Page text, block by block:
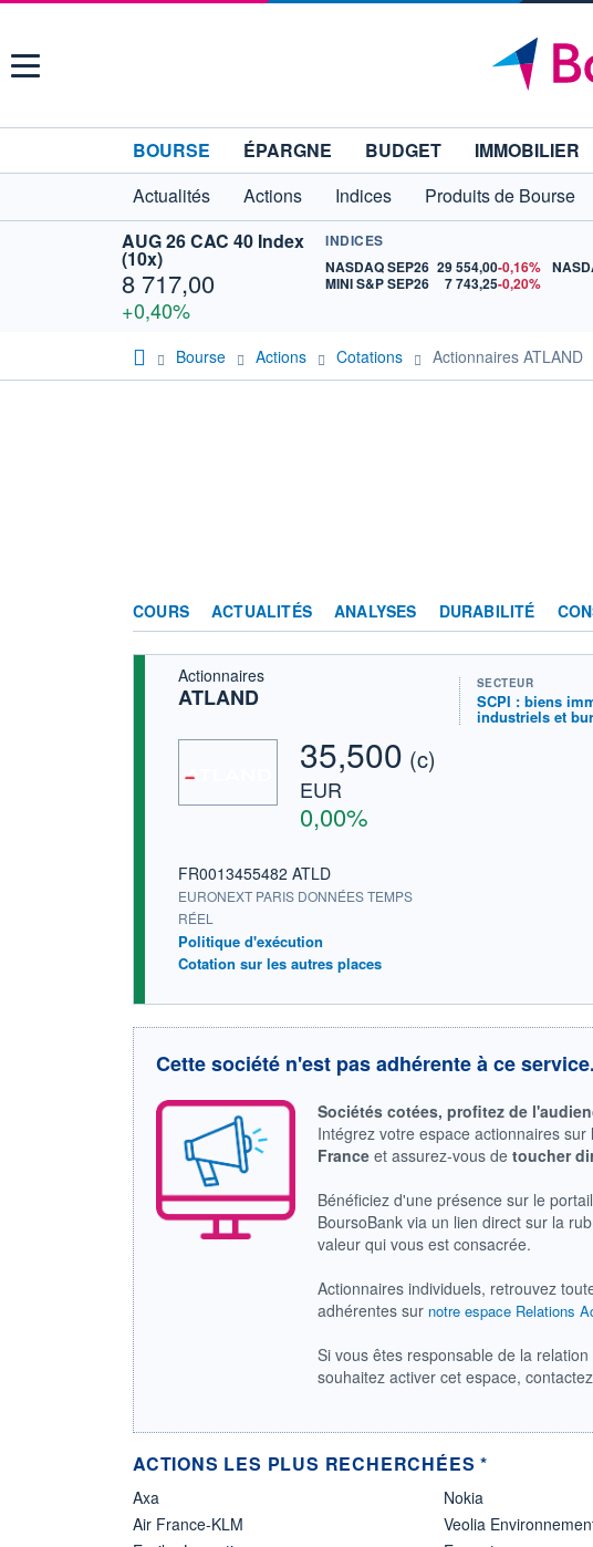
Menu
BOURSE ÉPARGNE BUDGET IMMOBILIER
Actualités
Actions Indices Produits de Bourse
AUG 26 CAC 40 Index
(10x)
8 717,00
+0,40%
INDICES
NASDAQ SEP26 29 554,00-0,16%
MINI S&P SEP26
7 743,25-0,20%
Bourse Actions Cotations Actionnaires ATLAND
COURS ACTUALITÉS ANALYSES DURABILITÉ
Actionnaires
ATLAND
35,500 (c)
EUR
0,00%
FR0013455482 ATLD
EURONEXT PARIS DONNÉES TEMPS
RÉEL
Politique d'exécution
Cotation sur les autres places
SECTEUR
SCPI : biens
industriels et
Cette société n'est pas adhérente à ce service.
Sociétés cotées, profitez de
Intégrez votre espace actionnaires sur
France et assurez-vous detoucher
Bénéficiez d'une présence sur le
BoursoBank via un lien direct sur la
valeur qui vous est consacrée.
Actionnaires individuels, retrouvez
adhérentes sur notre espace Relations
Si vous êtes responsable de la
souhaitez activer cet espace,
ACTIONS LES PLUS RECHERCHÉES *
Axa
Air France-KLM
Nokia
Veolia